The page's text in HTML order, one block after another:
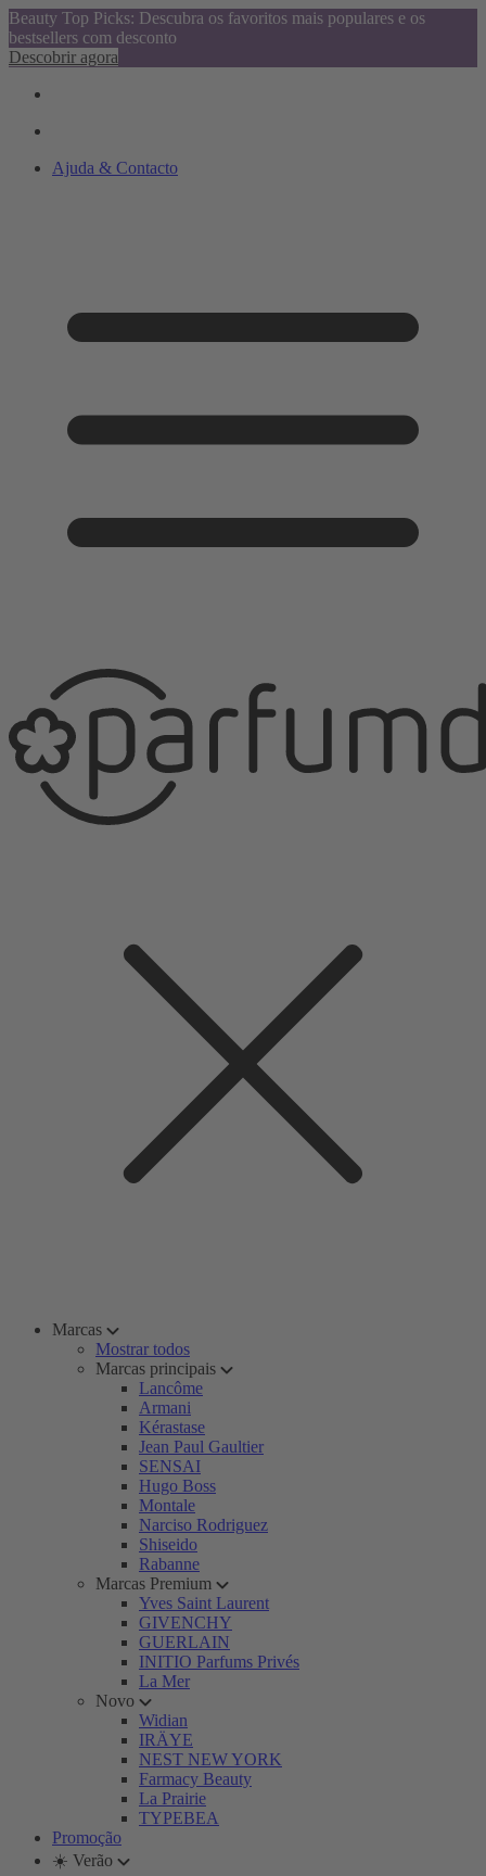
Beauty Top Picks: Descubra os favoritos mais populares e os
bestsellers com desconto
Descobrir agora
Ajuda & Contacto
Marcas
Mostrar todos
Marcas principais
Lancôme
Armani
Kérastase
Jean Paul Gaultier
SENSAI
Hugo Boss
Montale
Narciso Rodriguez
Shiseido
Rabanne
Marcas Premium
Yves Saint Laurent
GIVENCHY
GUERLAIN
INITIO Parfums Privés
La Mer
Novo
Widian
IRÄYE
NEST NEW YORK
Farmacy Beauty
La Prairie
TYPEBEA
Promoção
☀️ Verão